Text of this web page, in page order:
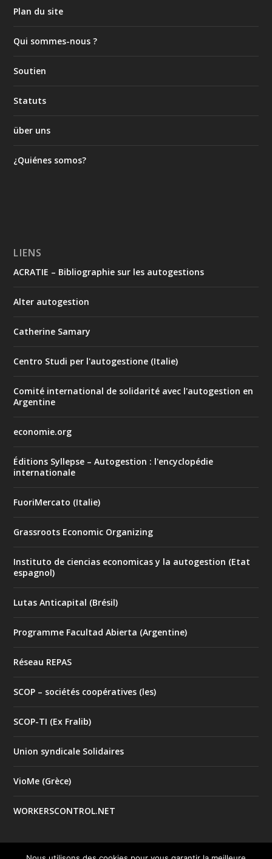
Plan du site
Qui sommes-nous ?
Soutien
Statuts
über uns
¿Quiénes somos?
LIENS
ACRATIE – Bibliographie sur les autogestions
Alter autogestion
Catherine Samary
Centro Studi per l'autogestione (Italie)
Comité international de solidarité avec l'autogestion en
Argentine
economie.org
Éditions Syllepse – Autogestion : l'encyclopédie
internationale
FuoriMercato (Italie)
Grassroots Economic Organizing
Instituto de ciencias economicas y la autogestion (Etat
espagnol)
Lutas Anticapital (Brésil)
Programme Facultad Abierta (Argentine)
Réseau REPAS
SCOP – sociétés coopératives (les)
SCOP-TI (Ex Fralib)
Union syndicale Solidaires
VioMe (Grèce)
WORKERSCONTROL.NET